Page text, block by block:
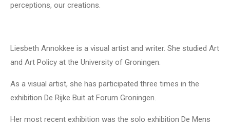
perceptions, our creations.
Liesbeth Annokkee is a visual artist and writer. She studied Art
and Art Policy at the University of Groningen.
As a visual artist, she has participated three times in the
exhibition De Rijke Buit at Forum Groningen.
Her most recent exhibition was the solo exhibition De Mens